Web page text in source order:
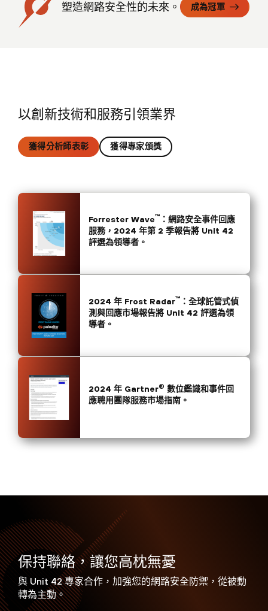
塑造網路安全性的未來。 成為冠軍
以創新技術和服務引領業界
獲得分析師表彰 獲得專家頒獎
Forrester Wave™ ：網路安全事件回應
服務，2024 年第 2 季報告將 Unit 42
評選為領導者。
2024 年 Frost Radar™ ：全球託管式偵
測與回應市場報告將 Unit 42 評選為領
導者。
2024 年 Gartner® 數位鑑識和事件回
應聘用團隊服務市場指南。
保持聯絡，讓您高枕無憂
與 Unit 42 專家合作，加強您的網路安全防禦，從被動
轉為主動。